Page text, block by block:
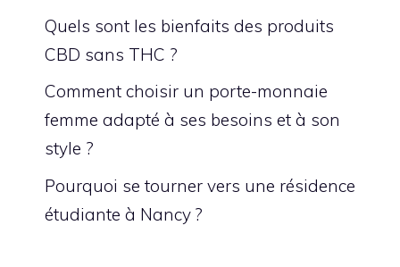
Quels sont les bienfaits des produits
CBD sans THC ?
Comment choisir un porte-monnaie
femme adapté à ses besoins et à son
style ?
Pourquoi se tourner vers une résidence
étudiante à Nancy ?